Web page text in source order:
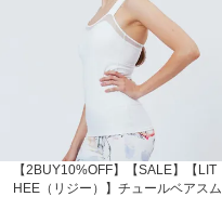
【2BUY10%OFF】【SALE】【LIT
HEE（リジー）】チュールベアスム